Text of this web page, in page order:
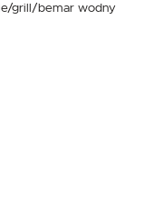
grill/bemar wodny